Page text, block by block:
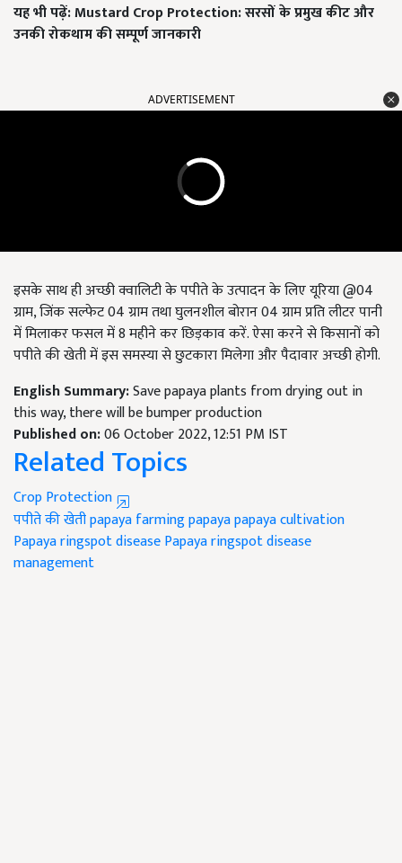
यह भी पढ़ें:Mustard Crop Protection: सरसों के प्रमुख कीट और
उनकी रोकथाम की सम्पूर्ण जानकारी
ADVERTISEMENT
इसके साथ ही अच्छी क्वालिटी के पपीते के उत्पादन के लिए यूरिया @04
ग्राम,जिंक सल्फेट04ग्राम तथा घुलनशील बोरान04ग्राम प्रति लीटर पानी
में मिलाकर फसल में 8 महीने कर छिड़काव करें. ऐसा करने से किसानों को
पपीते की खेती में इस समस्या से छुटकारा मिलेगा और पैदावार अच्छी होगी.
English Summary:Save papaya plants from drying out in
this way, there will be bumper production
Published on:06 October 2022, 12:51 PM IST
Related Topics
Crop Protection
पपीते की खेतीpapaya farmingpapayapapaya cultivation
Papaya ringspot diseasePapaya ringspot disease
management